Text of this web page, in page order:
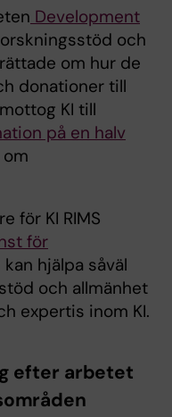
Development
och
om hur de
donationer till
KI till
på en halv
för KI RIMS
för
kan hjälpa såväl
och allmänhet
expertis inom KI.
efter arbetet